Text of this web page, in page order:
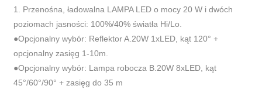
1. Przenośna, ładowalna LAMPA LED o mocy 20 W i dwóch
poziomach jasności: 100%/40% światła Hi/Lo.
●Opcjonalny wybór: Reflektor A.20W 1xLED, kąt 120° +
opcjonalny zasięg 1-10m.
●Opcjonalny wybór: Lampa robocza B.20W 8xLED, kąt
45°/60°/90° + zasięg do 35 m